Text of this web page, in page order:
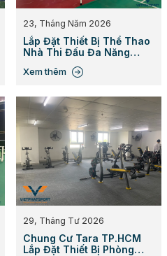
23, Tháng Năm 2026
Lắp Đặt Thiết Bị Thể Thao
Nhà Thi Đấu Đa Năng
Xem thêm
29, Tháng Tư 2026
Chung Cư Tara TP.HCM
Lắp Đặt Thiết Bị Phòng